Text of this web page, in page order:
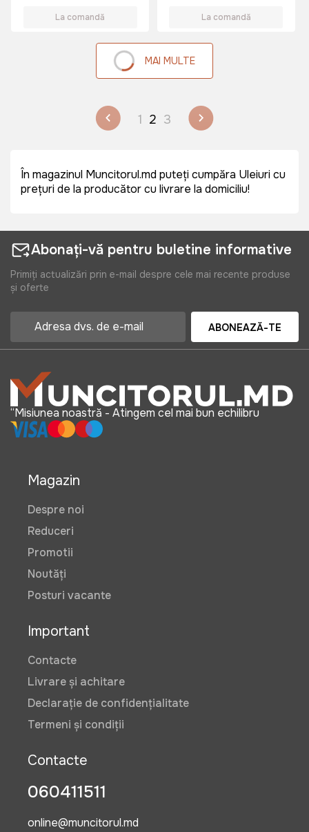
La comandă La comandă
MAI MULTE
1 2 3
În magazinul Muncitorul.md puteți cumpăra Uleiuri cu
prețuri de la producător cu livrare la domiciliu!
Abonați-vă pentru buletine informative
Primiți actualizări prin e-mail despre cele mai recente produse
și oferte
ABONEAZĂ-TE
“Misiunea noastră - Atingem cel mai bun echilibru
Magazin
Despre noi
Reduceri
Promotii
Noutăți
Posturi vacante
Important
Contacte
Livrare și achitare
Declarație de confidențialitate
Termeni și condiții
Contacte
060411511
online@muncitorul.md